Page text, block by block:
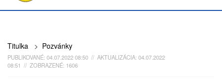
Titulka > Pozvánky
PUBLIKOVANÉ: 04.07.2022 08:50 // AKTUALIZÁCIA: 04.07.2022
08:51 // ZOBRAZENÉ: 1606